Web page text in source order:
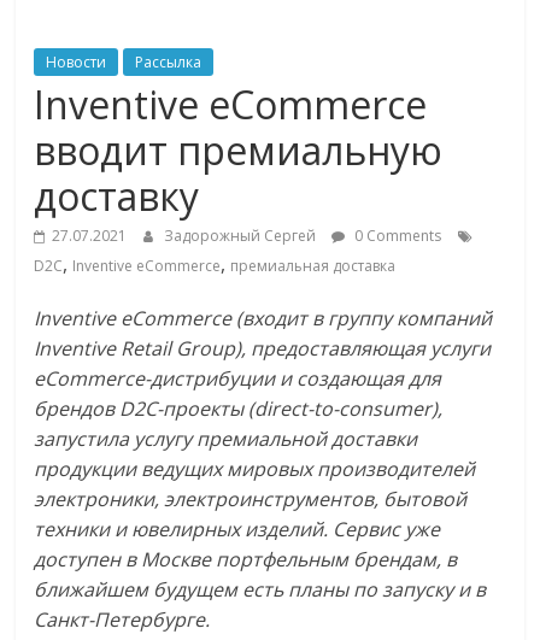
ритейле,
логистике,
технологиях,
соцсетях
об
онлайн-
торговле,
сервисах
для
Commerce,
ритейле,
логистике,
технологиях,
соцсетях.
Новости Рассылка
Inventive eCommerce
вводит премиальную
доставку
27.07.2021 Задорожный Сергей
0 Comments
D2C, Inventive eCommerce, премиальная доставка
InventiveeCommerce(входит в группу компаний
Inventive Retail Group), предоставляющая услуги
eCommerce-дистрибуции и создающая для
брендов D2C-проекты (direct-to-consumer),
запустила услугу премиальной доставки
продукции ведущих мировых производителей
электроники, электроинструментов, бытовой
техники и ювелирных изделий. Сервис уже
доступен в Москве портфельным брендам, в
ближайшем будущем есть планы по запуску и в
Санкт-Петербурге.